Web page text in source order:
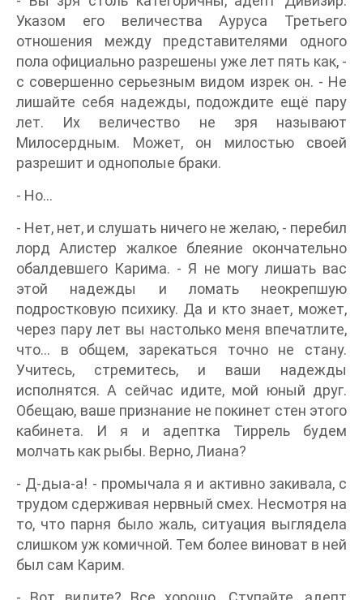
Указом его величества Ауруса Третьего
отношения между представителями одного
пола официально разрешены уже лет пять как, -
с совершенно серьезным видом изрек он. - Не
лишайте себя надежды, подождите ещё пару
лет. Их величество не зря называют
Милосердным. Может, он милостью своей
разрешит и однополые браки.
- Но…
- Нет, нет, и слушать ничего не желаю, - перебил
лорд Алистер жалкое блеяние окончательно
обалдевшего Карима. - Я не могу лишать вас
этой надежды и ломать неокрепшую
подростковую психику. Да и кто знает, может,
через пару лет вы настолько меня впечатлите,
что… в общем, зарекаться точно не стану.
Учитесь, стремитесь, и ваши надежды
исполнятся. А сейчас идите, мой юный друг.
Обещаю, ваше признание не покинет стен этого
кабинета. И я и адептка Тиррель будем
молчать как рыбы. Верно, Лиана?
- Д-дыа-а! - промычала я и активно закивала, с
трудом сдерживая нервный смех. Несмотря на
то, что парня было жаль, ситуация выглядела
слишком уж комичной. Тем более виноват в ней
был сам Карим.